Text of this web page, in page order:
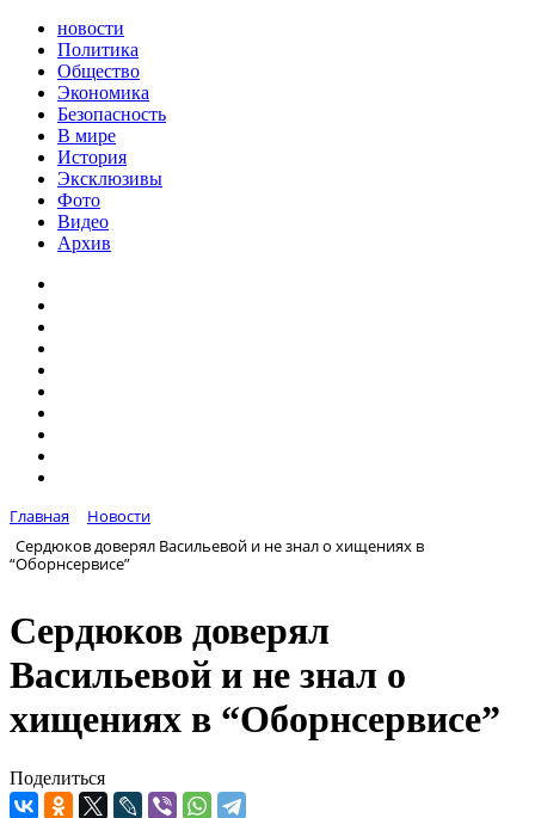
новости
Политика
Общество
Экономика
Безопасность
В мире
История
Эксклюзивы
Фото
Видео
Архив
Главная
Новости
Сердюков доверял Васильевой и не знал о хищениях в
“Оборнсервисе”
Сердюков доверял
Васильевой и не знал о
хищениях в “Оборнсервисе”
Поделиться